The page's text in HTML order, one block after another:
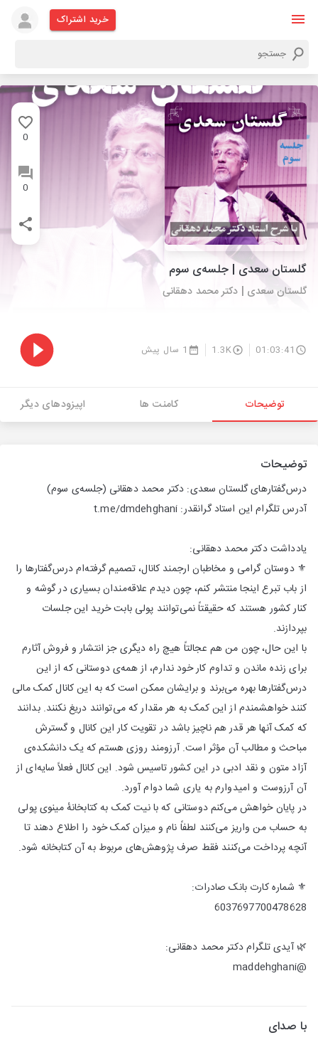
خرید اشتراک
0
0
گلستان سعدی | جلسه‌ی سوم
گلستان سعدی | دکتر محمد دهقانی
01:03:41
1.3K 1 سال پیش
توضیحات کامنت ها اپیزودهای دیگر
توضیحات
درس‌گفتارهای گلستان سعدی: دکتر محمد دهقانی (جلسه‌ی سوم)
آدرس تلگرام این استاد گرانقدر: t.me/dmdehghani
یادداشت دکتر محمد دهقانی:
⚜ دوستان گرامی و مخاطبان ارجمند کانال، تصمیم گرفته‌ام درس‌‌گفتارها را
از باب تبرع اینجا منتشر کنم، چون دیدم علاقه‌مندان بسیاری در گوشه و
کنار کشور هستند که حقیقتاً نمی‌توانند پولی بابت خرید این جلسات
بپردازند.
با این حال، چون من هم عجالتاً هیچ راه دیگری جز انتشار و فروش آثارم
برای زنده ماندن و تداوم کار خود ندارم، از همه‌ی دوستانی که از این
درس‌گفتارها بهره می‌برند و برایشان ممکن است که به این کانال کمک مالی
کنند خواهشمندم از این کمک به هر مقدار که می‌توانند دریغ نکنند. بدانند
که کمک آنها هر قدر هم ناچیز باشد در تقویت کار این کانال و گسترش
مباحث و مطالب آن مؤثر است. آرزومند روزی هستم که یک دانشکده‌ی
آزاد متون و نقد ادبی در این کشور تاسیس شود. این کانال فعلاً سایه‌ای از
آن آرزوست و امیدوارم به یاری شما دوام آورد.
در پایان خواهش می‌کنم دوستانی که با نیت کمک به کتابخانهٔ مینوی پولی
به حساب من واریز می‌کنند لطفاً نام و میزان کمک خود را اطلاع دهند تا
آنچه پرداخت می‌کنند فقط صرف پژوهش‌های مربوط به آن کتابخانه شود.
⚜ شماره کارت بانک صادرات:
6037697700478628
🌿 آیدی تلگرام دکتر محمد دهقانی:
@maddehghani
با صدای